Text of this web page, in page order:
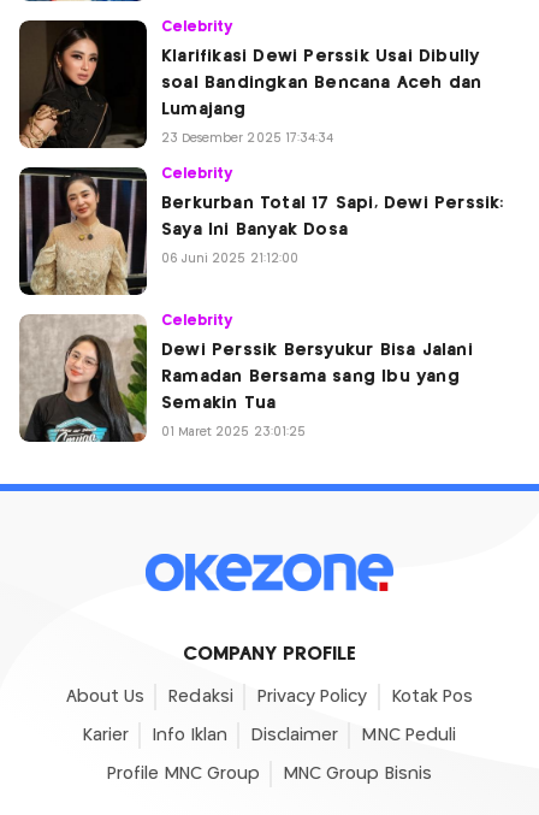
Celebrity
Klarifikasi Dewi Perssik Usai Dibully
soal Bandingkan Bencana Aceh dan
Lumajang
23 Desember 2025 17:34:34
Celebrity
Berkurban Total 17 Sapi, Dewi Perssik:
Saya Ini Banyak Dosa
06 Juni 2025 21:12:00
Celebrity
Dewi Perssik Bersyukur Bisa Jalani
Ramadan Bersama sang Ibu yang
Semakin Tua
01 Maret 2025 23:01:25
COMPANY PROFILE
About Us Redaksi Privacy Policy Kotak Pos
Karier Info Iklan Disclaimer MNC Peduli
Profile MNC Group MNC Group Bisnis